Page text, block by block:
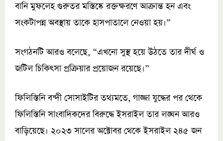
বানি মুফলেহ গুরুতর মস্তিষ্কে রক্তক্ষরণে আক্রান্ত হন এবং
সংকটাপন্ন অবস্থায় তাকে হাসপাতালে নেওয়া হয়।”
সংগঠনটি আরও বলেছে, “এখনো সুস্থ হয়ে উঠতে তার দীর্ঘ ও
জটিল চিকিৎসা প্রক্রিয়ার প্রয়োজন রয়েছে।”
ফিলিস্তিনি বন্দী সোসাইটির তথ্যমতে, গাজ্জা যুদ্ধের পর থেকে
ফিলিস্তিনি সাংবাদিকদের বিরুদ্ধে ইসরাইল তার লঙ্ঘন আরও
বাড়িয়েছে। ২০২৩ সালের অক্টোবর থেকে ইসরাইল ২৪৫ জন